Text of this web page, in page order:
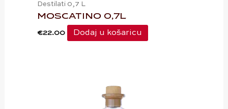
Destilati 0,7 L
MOSCATINO 0,7L
€22.00 Dodaj u košaricu